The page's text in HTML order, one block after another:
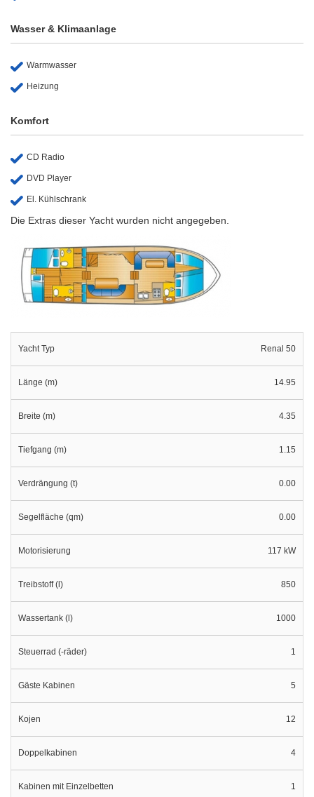
Wasser & Klimaanlage
Warmwasser
Heizung
Komfort
CD Radio
DVD Player
El. Kühlschrank
Die Extras dieser Yacht wurden nicht angegeben.
Yacht Typ Renal 50
Länge (m) 14.95
Breite (m) 4.35
Tiefgang (m) 1.15
Verdrängung (t) 0.00
Segelfläche (qm) 0.00
Motorisierung 117 kW
Treibstoff (l) 850
Wassertank (l) 1000
Steuerrad (-räder) 1
Gäste Kabinen 5
Kojen 12
Doppelkabinen 4
Kabinen mit Einzelbetten 1